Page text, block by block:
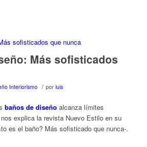
Más sofisticados
Interiorismo / por luis
baños de diseñoalcanza límites
explica la revista Nuevo Estilo en su
es el baño? Más sofisticado que nunca-.